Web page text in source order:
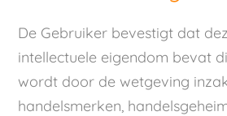
De Gebruiker bevestigt dat
intellectuele eigendom bevat
wordt door de wetgeving
handelsmerken,